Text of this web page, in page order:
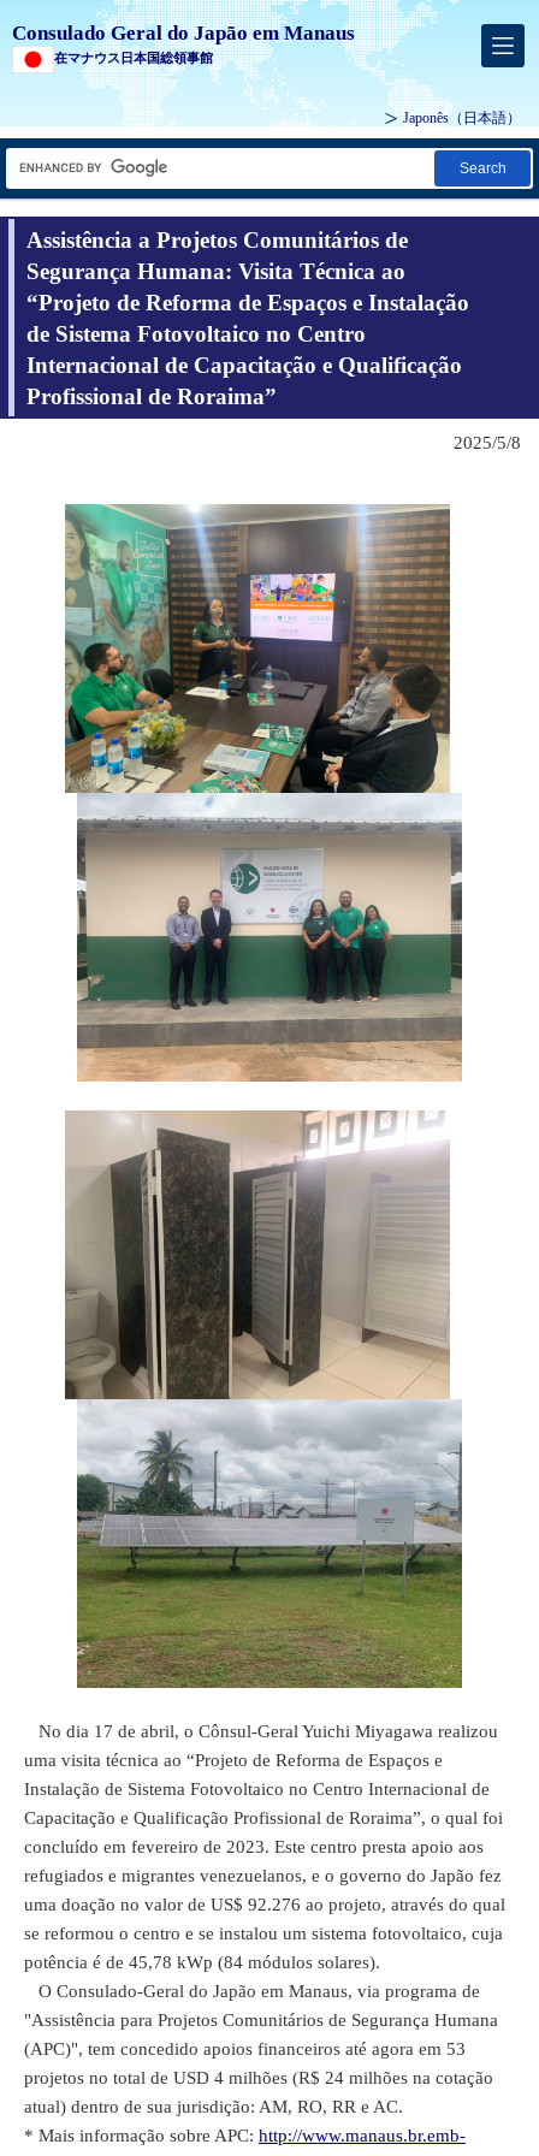
Consulado Geral do Japão em Manaus
在マナウス日本国総領事館
Japonês （日本語）
Search
Assistência a Projetos Comunitários de
Segurança Humana: Visita Técnica ao
“Projeto de Reforma de Espaços e Instalação
de Sistema Fotovoltaico no Centro
Internacional de Capacitação e Qualificação
Profissional de Roraima”
2025/5/8
No dia 17 de abril, o Cônsul-Geral Yuichi Miyagawa realizou
uma visita técnica ao “Projeto de Reforma de Espaços e
Instalação de Sistema Fotovoltaico no Centro Internacional de
Capacitação e Qualificação Profissional de Roraima”, o qual foi
concluído em fevereiro de 2023. Este centro presta apoio aos
refugiados e migrantes venezuelanos, e o governo do Japão fez
uma doação no valor de US$ 92.276 ao projeto, através do qual
se reformou o centro e se instalou um sistema fotovoltaico, cuja
potência é de 45,78 kWp (84 módulos solares).
O Consulado-Geral do Japão em Manaus, via programa de
"Assistência para Projetos Comunitários de Segurança Humana
(APC)", tem concedido apoios financeiros até agora em 53
projetos no total de USD 4 milhões (R$ 24 milhões na cotação
atual) dentro de sua jurisdição: AM, RO, RR e AC.
* Mais informação sobre APC: http://www.manaus.br.emb-